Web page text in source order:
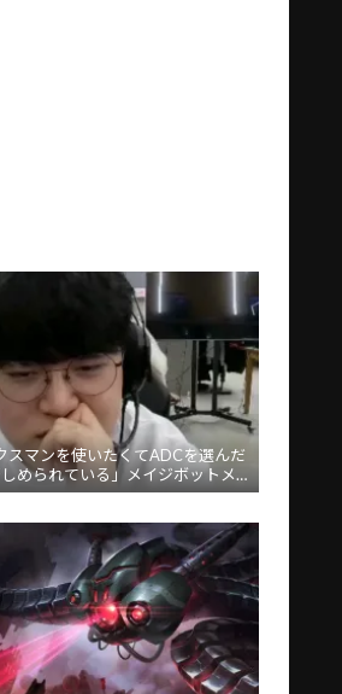
スマンを使いたくてADCを選んだ
められている」メイジボットメ